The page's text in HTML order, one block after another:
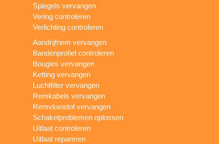
Spiegels vervangen
Vering controleren
Verlichting controleren
Aandrijfriem vervangen
Bandenprofiel controleren
Bougies vervangen
Ketting vervangen
Luchtfilter vervangen
Remkabels vervangen
Remvloeistof vervangen
Schakelproblemen oplossen
Uitlaat controleren
Uitlaat repareren